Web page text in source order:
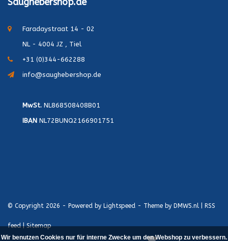
Faradaystraat 14 - 02
NL - 4004 JZ , Tiel
+31 (0)344-662288
info@saughebershop.de
MwSt. NL868508408B01
IBAN NL72BUNQ2166901751
© Copyright 2026 - Powered by Lightspeed - Theme by DMWS.nl RSS
feed|Sitemap
Wir benutzen Cookies nur für interne Zwecke um den Webshop zu verbessern.